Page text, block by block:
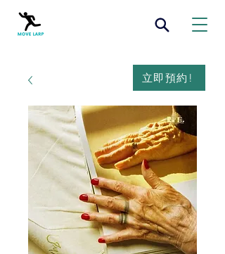
立即預約!